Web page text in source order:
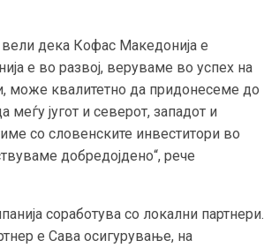
дека Кофас Македонија е
е во развој, веруваме во успех на
може квалитетно да придонесеме до
меѓу југот и северот, западот и
со словенските инвеститори во
добредојдено“, рече
соработува со локални партнери.
е Сава осигурување, на